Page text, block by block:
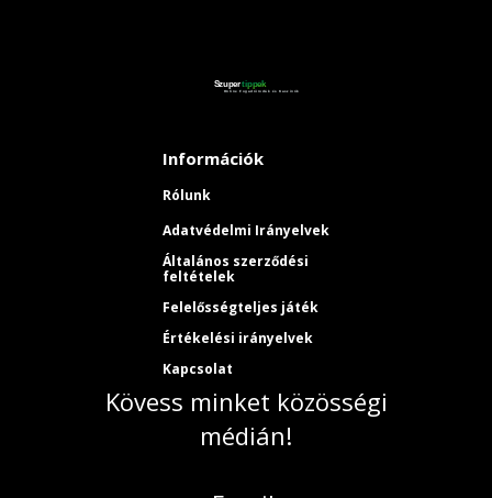
Információk
Rólunk
Adatvédelmi Irányelvek
Általános szerződési
feltételek
Felelősségteljes játék
Értékelési irányelvek
Kapcsolat
Kövess minket közösségi
médián!